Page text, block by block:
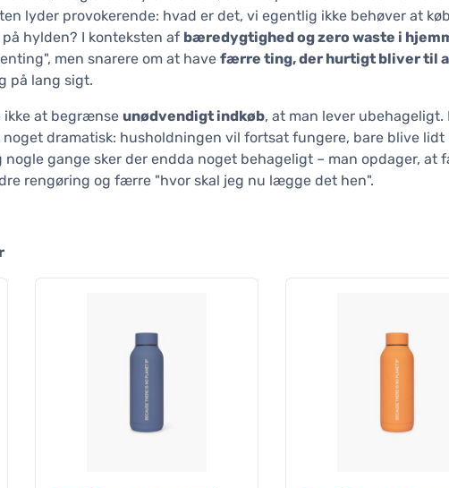
lyder provokerende: hvad er det, vi egentlig ikke behøver at
hylden? I konteksten af bæredygtighed og zero waste i
men snarere om at have færre ting, der hurtigt bliver til
på lang sigt.
ikke at begrænse unødvendigt indkøb, at man lever ubehageligt.
dramatisk: husholdningen vil fortsat fungere, bare blive lidt
nogle gange sker der endda noget behageligt – man opdager, at
rengøring og færre "hvor skal jeg nu lægge det hen".